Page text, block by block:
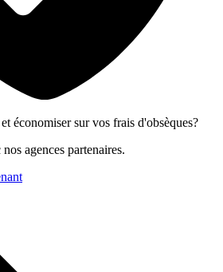
économiser sur vos frais d'obsèques?
nos agences partenaires.